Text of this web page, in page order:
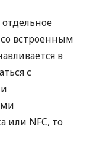
встроенным
в
с
или NFC, то